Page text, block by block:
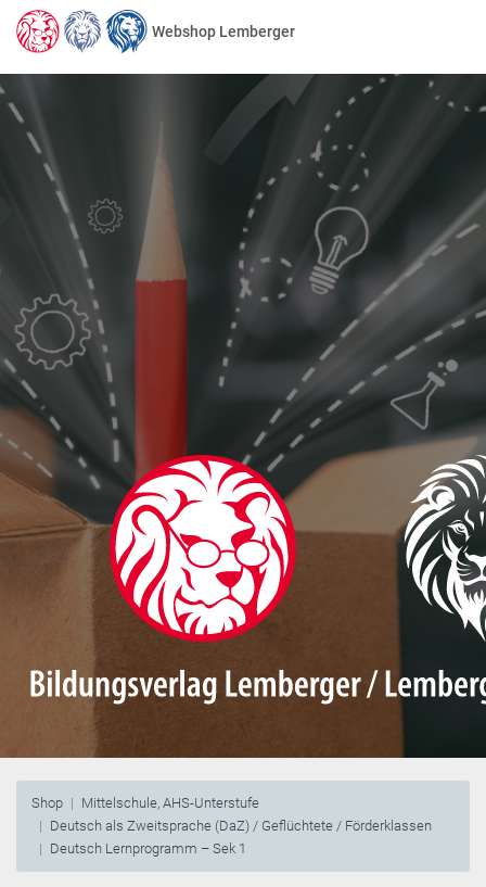
Webshop Lemberger
Shop
Mittelschule, AHS-Unterstufe
Deutsch als Zweitsprache (DaZ) / Geflüchtete / Förderklassen
Deutsch Lernprogramm – Sek 1